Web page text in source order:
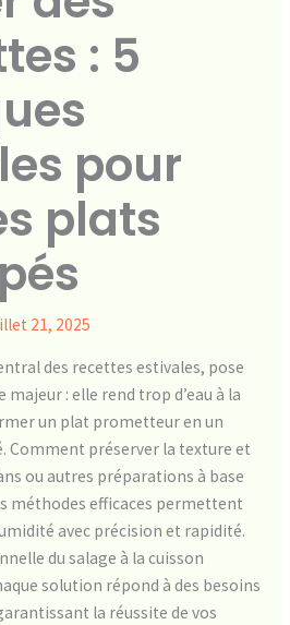
: 5
pour
plats
21, 2025
des recettes estivales, pose
: elle rend trop d’eau à la
un plat prometteur en un
Comment préserver la texture et
ou autres préparations à base
méthodes efficaces permettent
avec précision et rapidité.
du salage à la cuisson
solution répond à des besoins
la réussite de vos